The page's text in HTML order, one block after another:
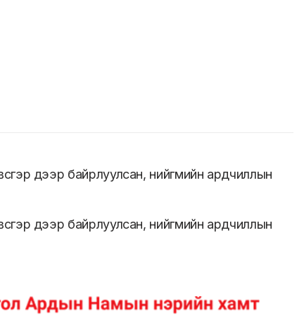
дээр байрлуулсан, нийгмийн ардчиллын
дээр байрлуулсан, нийгмийн ардчиллын